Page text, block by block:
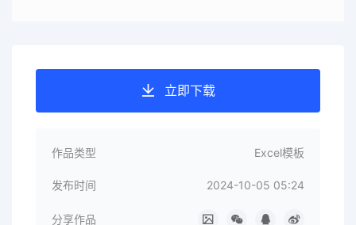
立即下载
作品类型 Excel模板
发布时间 2024-10-05 05:24
分享作品